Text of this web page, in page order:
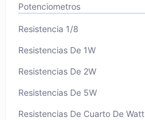
Potenciometros
Resistencia 1/8
Resistencias De 1W
Resistencias De 2W
Resistencias De 5W
Resistencias De Cuarto De Watt